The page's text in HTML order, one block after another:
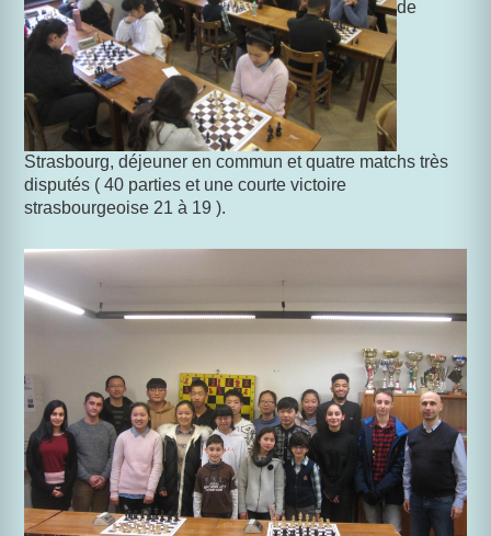
de
Strasbourg, déjeuner en commun et quatre matchs très
disputés ( 40 parties et une courte victoire
strasbourgeoise 21 à 19 ).